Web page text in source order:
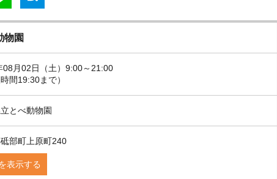
物園
08月02日（土）9:00～21:00
時間19:30まで）
とべ動物園
部町上原町240
表示する